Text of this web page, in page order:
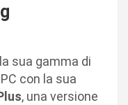
sua gamma di
con la sua
, una versione